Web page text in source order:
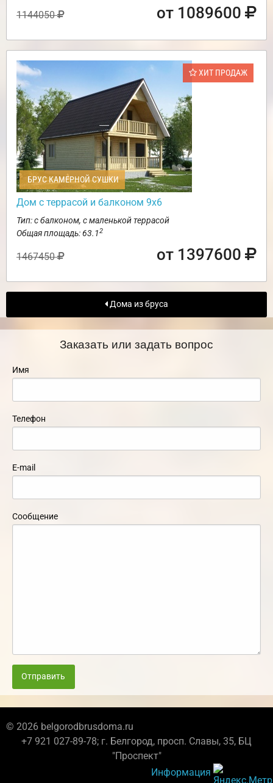
1144050 от 1089600
ХИТ ПРОДАЖ
БРУС КАМЕРНОЙ СУШКИ
Дом с террасой и балконом 9х6
Тип: с балконом, с маленькой террасой
Общая площадь: 63.12
1467450 от 1397600
Дома из бруса
Заказать или задать вопрос
Имя
Телефон
E-mail
Сообщение
Отправить
© 2026 belgorodbrusdoma.ru
+7 921 027-89-78; г. Белгород, просп. Славы, 35, БЦ
"Проспект"
Информация